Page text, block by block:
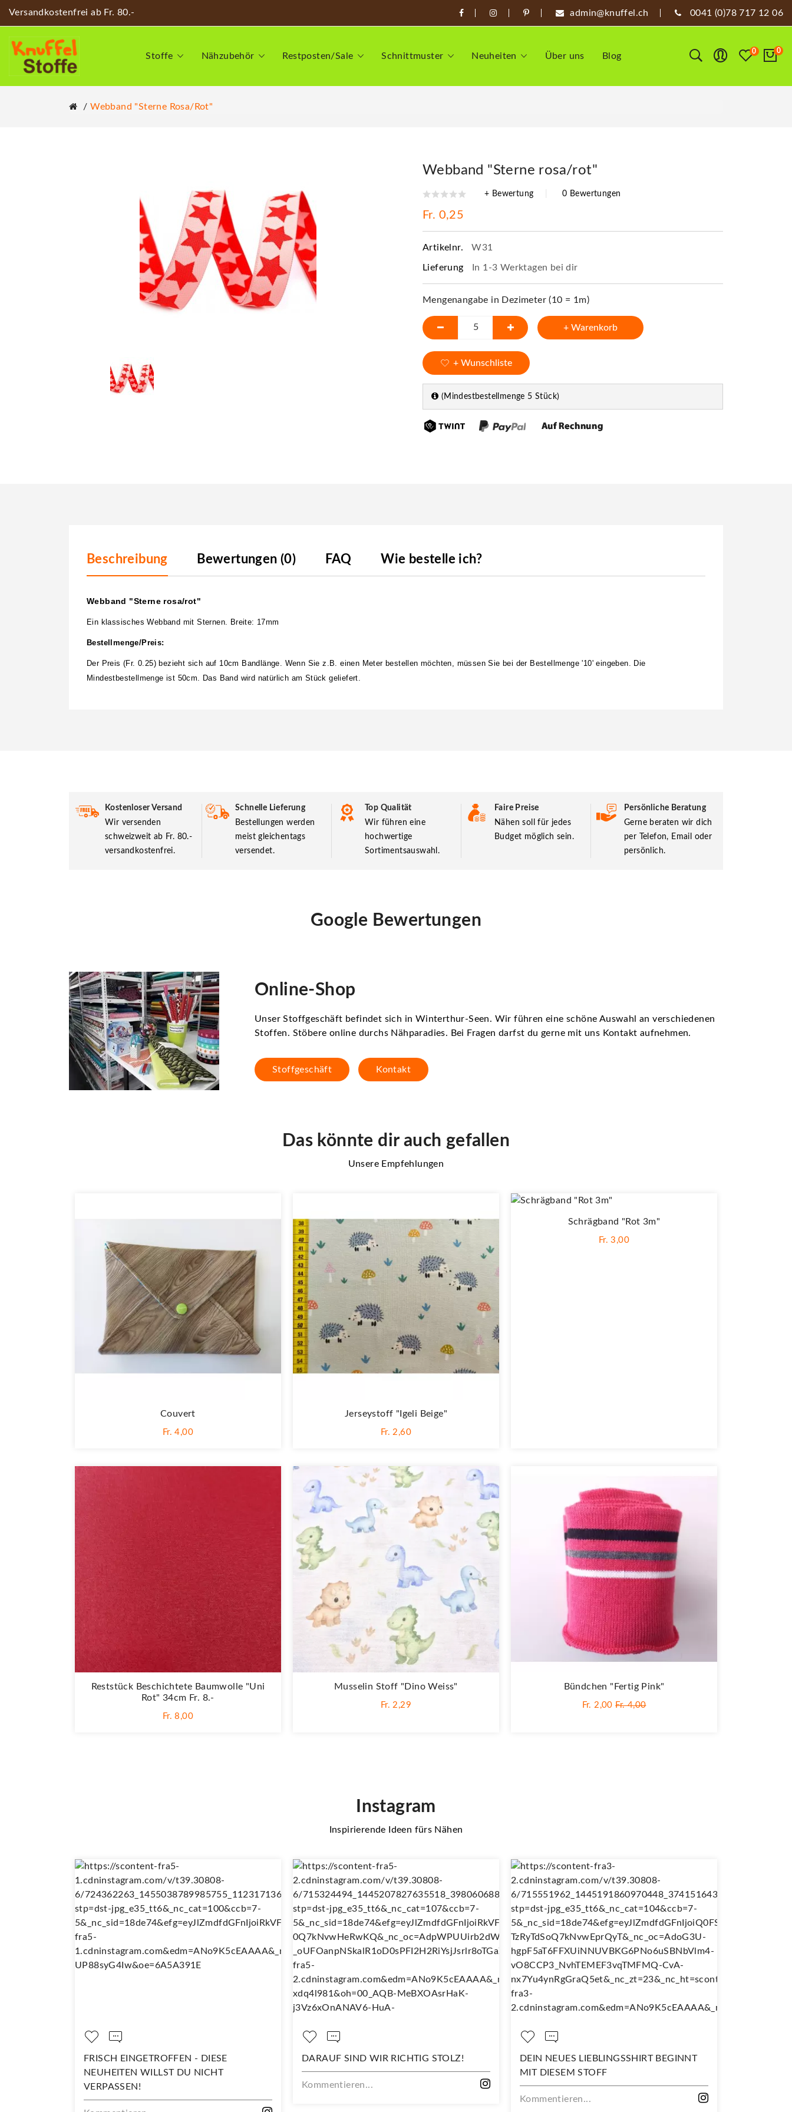
Versandkostenfrei ab Fr. 80.- admin@knuffel.ch 0041 (0)78 717 12 06
Stoffe Nähzubehör Restposten/Sale Schnittmuster Neuheiten Über uns Blog 0 0
Webband "Sterne Rosa/rot"
Webband "Sterne rosa/rot"
+ Bewertung 0 Bewertungen
Fr. 0,25
Artikelnr. W31
Lieferung In 1-3 Werktagen bei dir
Mengenangabe in Dezimeter (10 = 1m)
+ Warenkorb
+ Wunschliste
(Mindestbestellmenge 5 Stück)
Beschreibung Bewertungen (0) FAQ Wie bestelle ich?
Webband "Sterne rosa/rot"
Ein klassisches Webband mit Sternen. Breite: 17mm
Bestellmenge/Preis:
Der Preis (Fr. 0.25) bezieht sich auf 10cm Bandlänge. Wenn Sie z.B. einen Meter bestellen möchten, müssen Sie bei der Bestellmenge '10' eingeben. Die
Mindestbestellmenge ist 50cm. Das Band wird natürlich am Stück geliefert.
Kostenloser Versand
Wir versenden
schweizweit ab Fr. 80.-
versandkostenfrei.
Schnelle Lieferung
Bestellungen werden
meist gleichentags
versendet.
Top Qualität
Wir führen eine
hochwertige
Sortimentsauswahl.
Faire Preise
Nähen soll für jedes
Budget möglich sein.
Persönliche Beratung
Gerne beraten wir dich
per Telefon, Email oder
persönlich.
Google Bewertungen
Online-Shop
Unser Stoffgeschäft befindet sich in Winterthur-Seen. Wir führen eine schöne Auswahl an verschiedenen
Stoffen. Stöbere online durchs Nähparadies. Bei Fragen darfst du gerne mit uns Kontakt aufnehmen.
Stoffgeschäft Kontakt
Das könnte dir auch gefallen
Unsere Empfehlungen
Couvert
Fr. 4,00
Reststück Beschichtete Baumwolle "Uni
Rot" 34cm Fr. 8.-
Fr. 8,00
Jerseystoff "Igeli Beige"
Fr. 2,60
Musselin Stoff "Dino Weiss"
Fr. 2,29
Schrägband "Rot 3m"
Fr. 3,00
Bündchen "Fertig Pink"
Fr. 2,00 Fr. 4,00
Instagram
Inspirierende Ideen fürs Nähen
FRISCH EINGETROFFEN - DIESE
NEUHEITEN WILLST DU NICHT
VERPASSEN!
DARAUF SIND WIR RICHTIG STOLZ!
Kommentieren...
DEIN NEUES LIEBLINGSSHIRT BEGINNT
MIT DIESEM STOFF
Kommentieren...
NÄH DIR DEINEN
Kommentieren...